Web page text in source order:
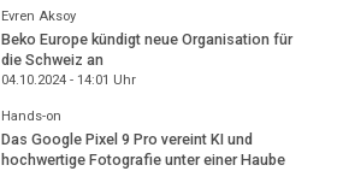
Evren Aksoy
Beko Europe kündigt neue Organisation für
die Schweiz an
04.10.2024 - 14:01 Uhr
Hands-on
Das Google Pixel 9 Pro vereint KI und
hochwertige Fotografie unter einer Haube